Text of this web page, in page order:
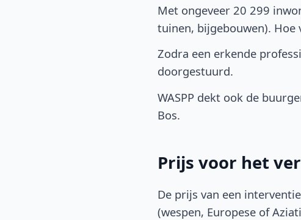
Met ongeveer 20 299
tuinen, bijgebouwen). Hoe
Zodra een erkende
doorgestuurd.
WASPP dekt ook de
Bos.
Prijs voor het
De prijs van een
(wespen, Europese of